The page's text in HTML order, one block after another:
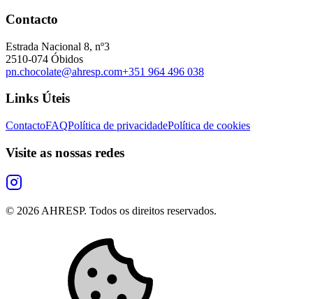
Contacto
Estrada Nacional 8, nº3
2510-074 Óbidos
pn.chocolate@ahresp.com+351 964 496 038
Links Úteis
ContactoFAQPolítica de privacidadePolítica de cookies
Visite as nossas redes
© 2026 AHRESP. Todos os direitos reservados.